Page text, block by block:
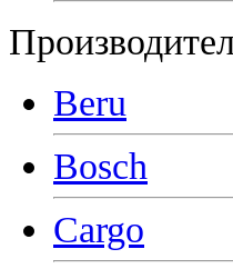
Beru
Bosch
Cargo